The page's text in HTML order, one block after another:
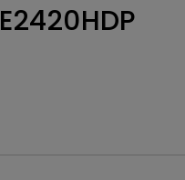
E2420HDP